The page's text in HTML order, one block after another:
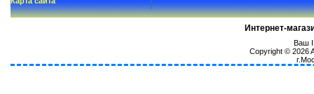
Интернет-
Ваш
Copyright © 2026